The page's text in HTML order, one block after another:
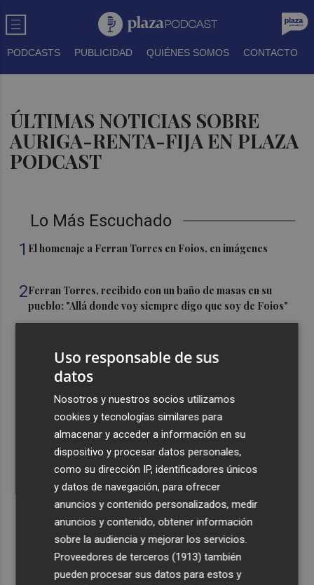
PODCASTS PUBLICIDAD QUIÉNES SOMOS CONTACTO
ÚLTIMAS NOTICIAS SOBRE
AURIGA-RENTA-FIJA EN PLAZA
PODCAST
Lo Más Escuchado
1 El homenaje a Ferran Torres en Foios, en imágenes
2Ferran Torres, recibido con un baño de masas en su
pueblo: "Allá donde voy siempre digo que soy de Foios"
Las '200 vidas' que llevaron a Paco Rabal de Águilas a la
del actor
Mario Domínguez, a un paso del Excelsior Róterdam de
la Eredivisie
Recibe toda la actualidad de
Plaza Podcast en tu correo
Uso responsable de sus
datos
Nosotros y nuestros socios utilizamos
cookies y tecnologías similares para
almacenar y acceder a información en su
dispositivo y procesar datos personales,
como su dirección IP, identificadores únicos
y datos de navegación, para ofrecer
anuncios y contenido personalizados, medir
anuncios y contenido, obtener información
sobre la audiencia y mejorar los servicios.
Proveedores de terceros (1913) también
pueden procesar sus datos para estos y